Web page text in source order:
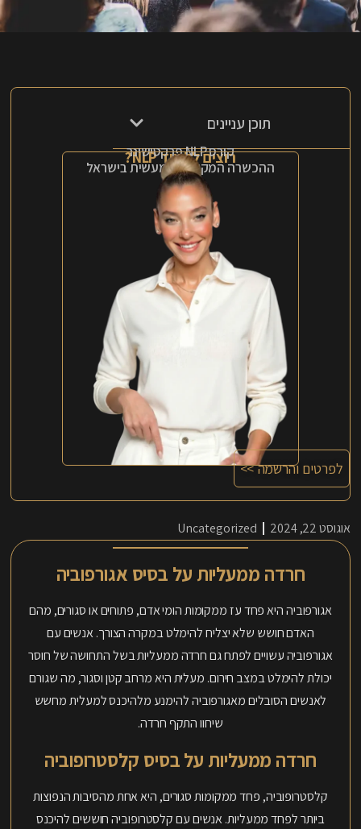
אוגוסט 22, 2024 Uncategorized
חרדה ממעליות על בסיס אגורפוביה
אגורפוביה היא פחד עז ממקומות הומי אדם, פתוחים או סגורים, מהם
האדם חושש שלא יצליח להימלט במקרה הצורך. אנשים עם
אגורפוביה עשויים לפתח גם חרדה ממעליות בשל התחושה של חוסר
יכולת להימלט במצב חירום. מעלית היא מרחב קטן וסגור, מה שגורם
לאנשים הסובלים מאגורפוביה להימנע מלהיכנס למעלית מחשש
שיחוו התקף חרדה.
חרדה ממעליות על בסיס קלסטרופוביה
קלסטרופוביה, פחד ממקומות סגורים, היא אחת מהסיבות הנפוצות
ביותר לפחד ממעליות. אנשים עם קלסטרופוביה חוששים להיכנס
תוכן עניינים
רוצים ללמוד NLP?
קורס NLP פרקטישינר
ההכשרה המקיפה והמעשית בישראל
לפרטים והרשמה >>